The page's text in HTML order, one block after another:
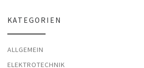
KATEGORIEN
ALLGEMEIN
ELEKTROTECHNIK